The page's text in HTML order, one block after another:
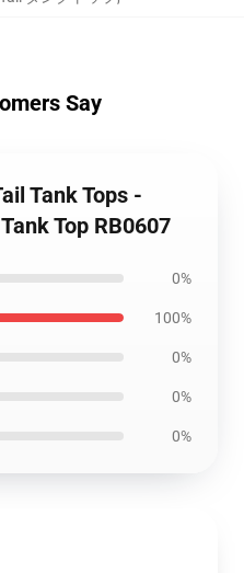
Say
Tank Tops -
Top RB0607
0%
100%
0%
0%
0%